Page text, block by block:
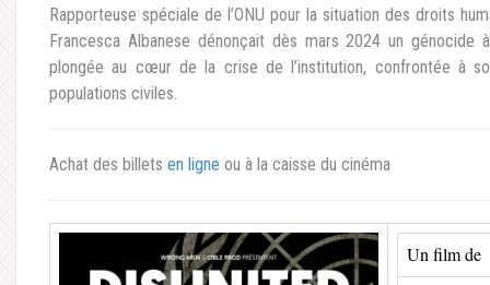
Rapporteuse spéciale de l’ONU pour la situation des droits
Francesca Albanese dénonçait dès mars 2024 un
plongée au cœur de la crise de l’institution, confrontée à
populations civiles.
Achat des billets en ligne ou à la caisse du cinéma
Un film de